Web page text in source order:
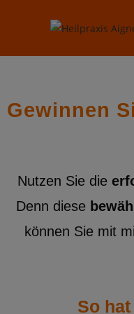
Gewinnen
Nutzen Sie die
Denn diese
können Sie mit
So